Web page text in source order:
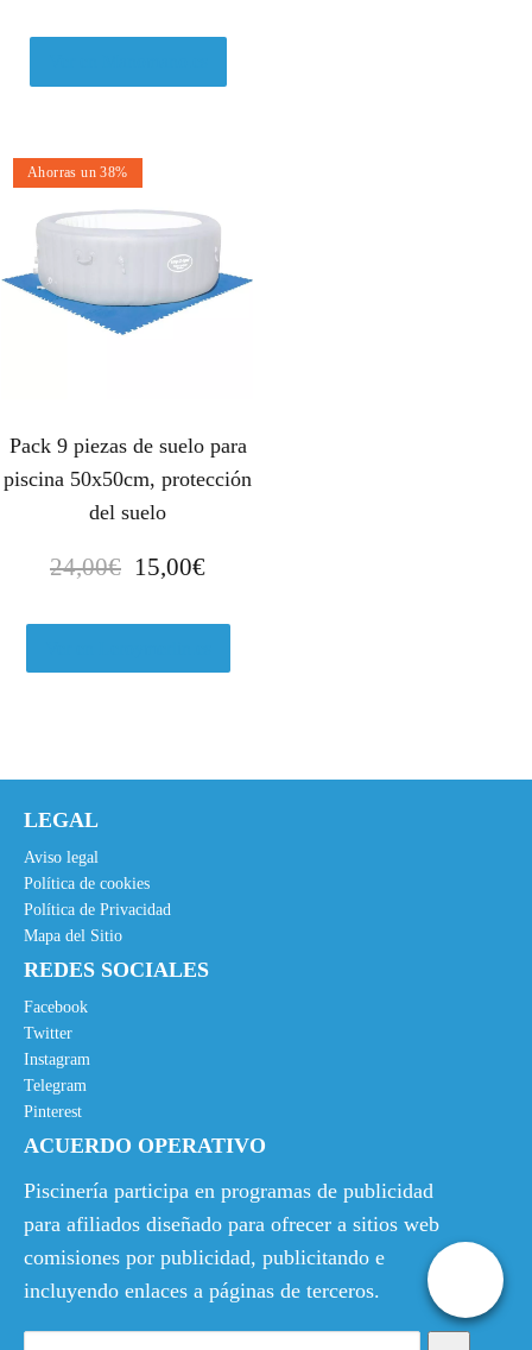
Ahorras un 38%
Pack 9 piezas de suelo para
piscina 50x50cm, protección
del suelo
24,00€ E
p
e
g
i
a
2
4
,
€
.
15,00€
p
e
e
0
0
€
LEGAL
Aviso legal
Política de cookies
Política de Privacidad
Mapa del Sitio
REDES SOCIALES
Facebook
Twitter
Instagram
Telegram
Pinterest
ACUERDO OPERATIVO
Piscinería participa en programas de publicidad
para afiliados diseñado para ofrecer a sitios web
comisiones por publicidad, publicitando e
incluyendo enlaces a páginas de terceros.